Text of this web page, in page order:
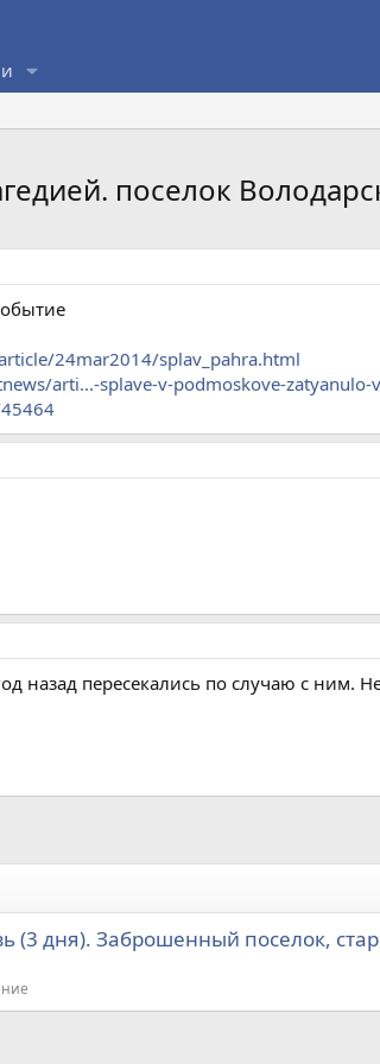
поселок
24mar2014/splav_pahra.html
arti...-splave-v-podmoskove-zatyanulo-
назад пересекались по случаю с ним.
(3 дня). Заброшенный поселок,
почта